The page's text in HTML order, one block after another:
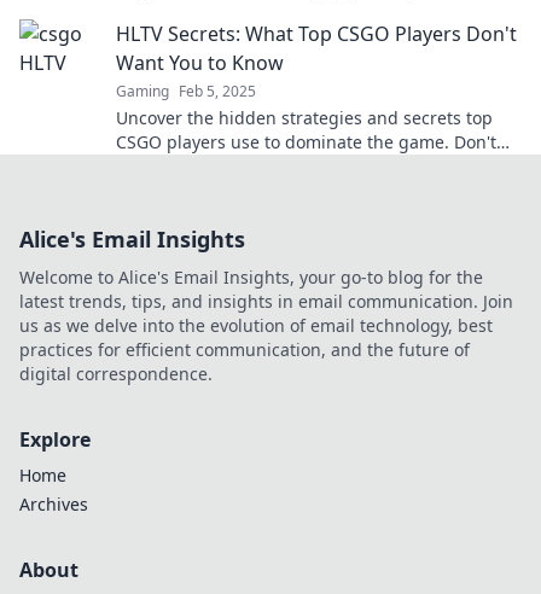
HLTV Secrets: What Top CSGO Players Don't
Want You to Know
Gaming Feb 5, 2025
Uncover the hidden strategies and secrets top
CSGO players use to dominate the game. Don't
Alice's Email Insights
Welcome to Alice's Email Insights, your go-to blog for the
latest trends, tips, and insights in email communication. Join
us as we delve into the evolution of email technology, best
practices for efficient communication, and the future of
digital correspondence.
Explore
Home
Archives
About